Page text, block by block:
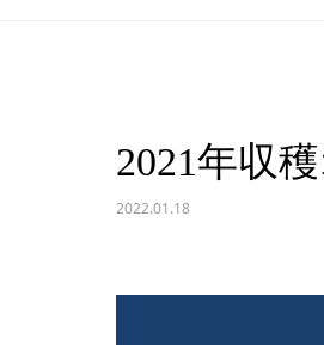
2021年収
2022.01.18